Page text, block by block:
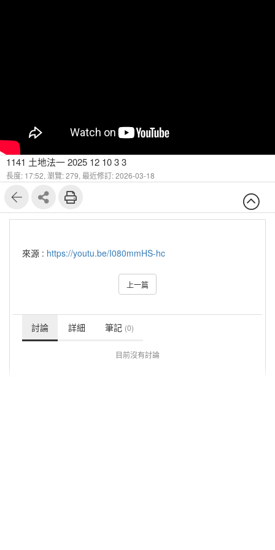
1141 土地法一 2025 12 10 3 3
長度: 17:52, 瀏覽: 279, 最近修訂: 2026-03-18
來源 : https://youtu.be/I080mmHS-hc
上一篇
討論 詳細 筆記 (0)
目前沒有討論